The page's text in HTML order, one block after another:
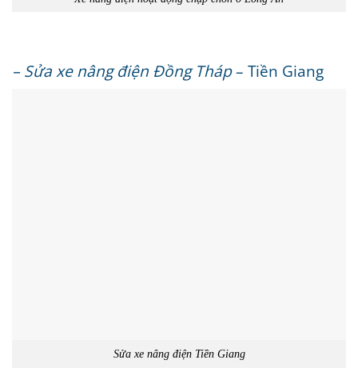
– Sửa xe nâng điện Đồng Tháp– Tiền Giang
Sửa xe nâng điện Tiền Giang